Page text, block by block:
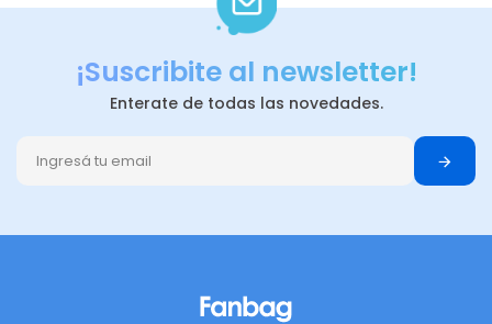
¡Suscribite al newsletter!
Enterate de todas las novedades.